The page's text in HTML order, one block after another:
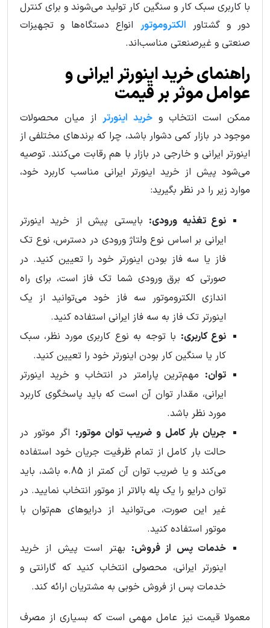
با کاربری سبک کار و سنگین کار تولید می‌شوند و برای کنترل
دور و گشتاور الکتروموتور انواع دستگاه‌ها و تجهیزات
صنعتی و غیرصنعتی مناسب‌اند.
راهنمای خرید اینورتر ایرانی و
عوامل موثر بر قیمت
ممکن است انتخاب وخرید اینورتراز میان محصولات
موجود در بازار کمی دشوار باشد، چرا که برندهای مختلفی از
اینورتر ایرانی و خارجی در بازار با هم رقابت می‌کنند. توصیه
می‌شود پیش از خرید اینورتر ایرانی مناسب کاربرد خود،
موارد زیر را در نظر بگیرید:
نوع تغذیه ورودی: بایستی پیش از خرید اینورتر
ایرانی بر اساس نوع ولتاژ ورودی در دسترس، نوع تک
فاز یا سه فاز بودن اینورتر خود را تعیین کنید. در
صورتی که برق ورودی شما تک فاز است، برای راه
اندازی الکتروموتور سه فاز خود می‌توانید از یک
اینورتر تک فاز به سه فاز ایرانی استفاده کنید.
نوع کاربری: با توجه به نوع کاربری مورد نظر، سبک
کار یا سنگین کار بودن اینورتر خود را تعیین کنید.
توان: مهم‌ترین پارامتر در انتخاب و خرید اینورتر
ایرانی، مقدار توان آن است که باید پاسخگوی کاربرد
مورد نظر باشد.
جریان بار کامل و ضریب توان موتور: اگر موتور در
حالت بار کامل از تمام ظرفیت جریان خود استفاده
می‌کند و یا ضریب توان آن کمتر از 0.85 باشد، باید
توان درایو را یک پله بالاتر از موتور انتخاب نمایید. در
غیر این صورت، می‌توانید از درایوهای هم‌توان با
موتور استفاده کنید.
خدمات پس از فروش: بهتر است پیش از خرید
اینورتر ایرانی، محصولی انتخاب کنید که گارانتی و
خدمات پس از فروش خوبی به مشتریان ارائه کند.
معمولا قیمت نیز عامل مهمی است که بسیاری از مصرف